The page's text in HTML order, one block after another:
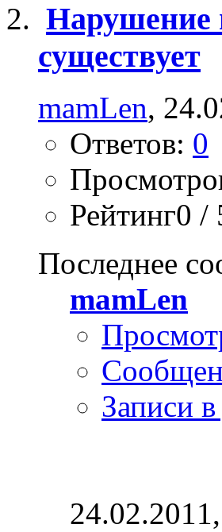
Нарушение
существует
mamLen,
Ответов: 0
Рейтинг0 /
Последнее
mamLen
Записи
24.02.2011,